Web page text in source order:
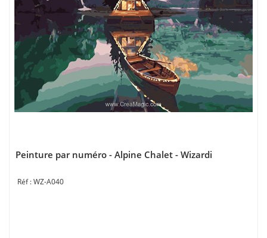
Peinture par numéro - Alpine Chalet - Wizardi
WZ-A040